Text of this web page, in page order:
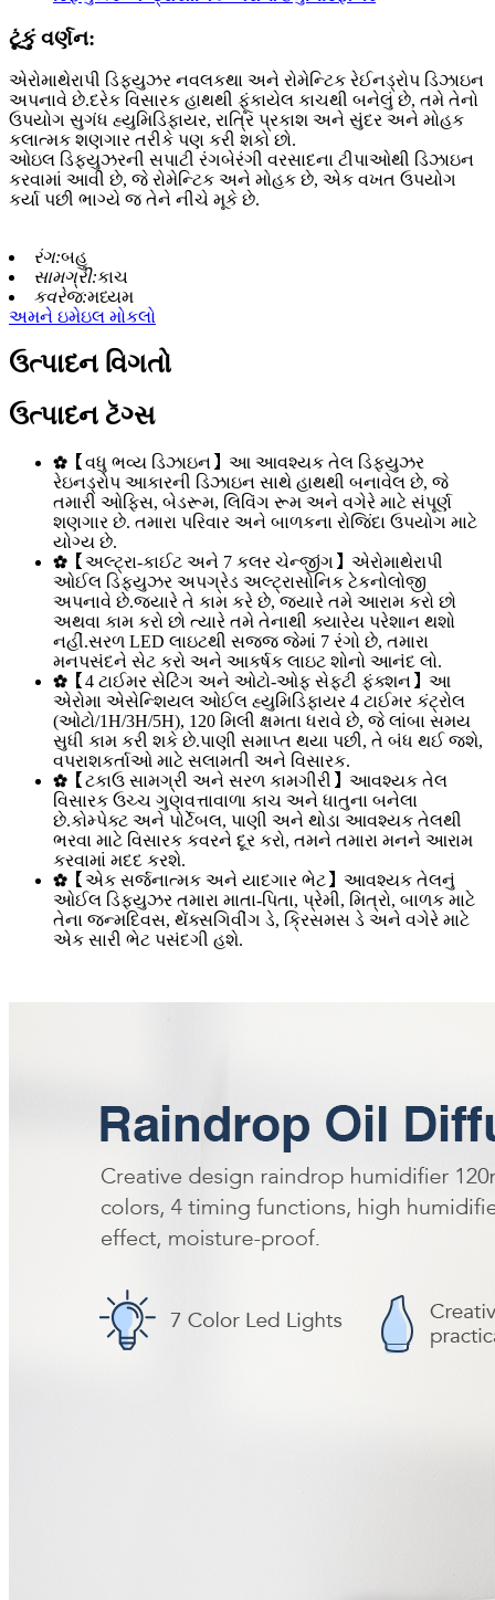
ટૂંકું વર્ણન:
એરોમાથેરાપી ડિફ્યુઝર નવલકથા અને રોમેન્ટિક રેઈનડ્રોપ ડિઝાઇન
અપનાવે છે.દરેક વિસારક હાથથી ફૂંકાયેલ કાચથી બનેલું છે, તમે તેનો
ઉપયોગ સુગંધ હ્યુમિડિફાયર, રાત્રિ પ્રકાશ અને સુંદર અને મોહક
કલાત્મક શણગાર તરીકે પણ કરી શકો છો.
ઓઇલ ડિફ્યુઝરની સપાટી રંગબેરંગી વરસાદના ટીપાઓથી ડિઝાઇન
કરવામાં આવી છે, જે રોમેન્ટિક અને મોહક છે, એક વખત ઉપયોગ
કર્યા પછી ભાગ્યે જ તેને નીચે મૂકે છે.
રંગ:બહુ
સામગ્રી:કાચ
કવરેજ:મધ્યમ
અમને ઇમેઇલ મોકલો
ઉત્પાદન વિગતો
ઉત્પાદન ટૅગ્સ
✿【વધુ ભવ્ય ડિઝાઇન】આ આવશ્યક તેલ ડિફ્યુઝર
રેઇનડ્રોપ આકારની ડિઝાઇન સાથે હાથથી બનાવેલ છે, જે
તમારી ઓફિસ, બેડરૂમ, લિવિંગ રૂમ અને વગેરે માટે સંપૂર્ણ
શણગાર છે. તમારા પરિવાર અને બાળકના રોજિંદા ઉપયોગ માટે
યોગ્ય છે.
✿【અલ્ટ્રા-કાઈટ અને 7 કલર ચેન્જીંગ】એરોમાથેરાપી
ઓઈલ ડિફ્યુઝર અપગ્રેડ અલ્ટ્રાસોનિક ટેકનોલોજી
અપનાવે છે.જ્યારે તે કામ કરે છે, જ્યારે તમે આરામ કરો છો
અથવા કામ કરો છો ત્યારે તમે તેનાથી ક્યારેય પરેશાન થશો
નહીં.સરળ LED લાઇટથી સજ્જ જેમાં 7 રંગો છે, તમારા
મનપસંદને સેટ કરો અને આકર્ષક લાઇટ શોનો આનંદ લો.
✿【4 ટાઈમર સેટિંગ અને ઓટો-ઓફ સેફ્ટી ફંક્શન】આ
એરોમા એસેન્શિયલ ઓઈલ હ્યુમિડિફાયર 4 ટાઈમર કંટ્રોલ
(ઓટો/1H/3H/5H), 120 મિલી ક્ષમતા ધરાવે છે, જે લાંબા સમય
સુધી કામ કરી શકે છે.પાણી સમાપ્ત થયા પછી, તે બંધ થઈ જશે,
વપરાશકર્તાઓ માટે સલામતી અને વિસારક.
✿【ટકાઉ સામગ્રી અને સરળ કામગીરી】આવશ્યક તેલ
વિસારક ઉચ્ચ ગુણવત્તાવાળા કાચ અને ધાતુના બનેલા
છે.કોમ્પેક્ટ અને પોર્ટેબલ, પાણી અને થોડા આવશ્યક તેલથી
ભરવા માટે વિસારક કવરને દૂર કરો, તમને તમારા મનને આરામ
કરવામાં મદદ કરશે.
✿【એક સર્જનાત્મક અને યાદગાર ભેટ】આવશ્યક તેલનું
ઓઈલ ડિફ્યુઝર તમારા માતા-પિતા, પ્રેમી, મિત્રો, બાળક માટે
તેના જન્મદિવસ, થેંક્સગિવીંગ ડે, ક્રિસમસ ડે અને વગેરે માટે
એક સારી ભેટ પસંદગી હશે.